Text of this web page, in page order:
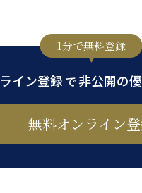
1分で無料登録
イン登録で非公開の
無料オンライン